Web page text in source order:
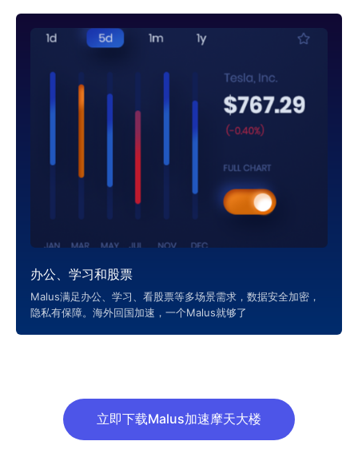
办公、学习和股票
Malus满足办公、学习、看股票等多场景需求，数据安全加密，
隐私有保障。海外回国加速，一个Malus就够了
立即下载Malus加速摩天大楼